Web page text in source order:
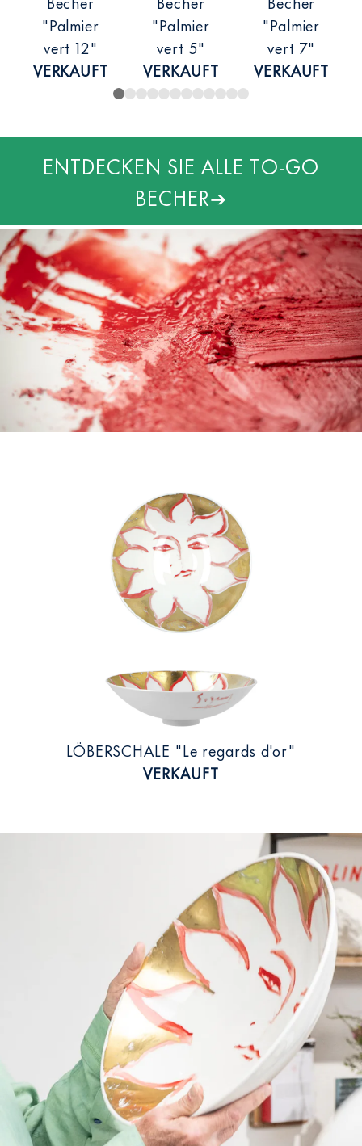
"Palmier
vert 12"
VERKAUFT
"Palmier
vert 5"
VERKAUFT
"Palmier
vert 7"
VERKAUFT
ENTDECKEN SIE ALLE TO-GO
BECHER➔
LÖBERSCHALE "Le regards d'or"
VERKAUFT